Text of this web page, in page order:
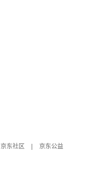
京东社区
京东公益